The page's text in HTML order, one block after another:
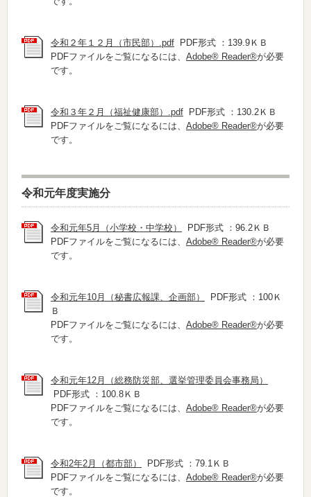
令和２年１２月（市民部）.pdf PDF形式 ：139.9ＫＢ
PDFファイルをご覧になるには、 Adobe® Reader®が必要
です。
令和３年２月（福祉健康部）.pdf PDF形式 ：130.2ＫＢ
PDFファイルをご覧になるには、 Adobe® Reader®が必要
です。
令和元年度実施分
令和元年5月（小学校・中学校）
PDF形式 ：96.2ＫＢ
PDFファイルをご覧になるには、 Adobe® Reader®が必要
です。
令和元年10月（秘書広報課、企画部）
PDF形式 ：100Ｋ
Ｂ
PDFファイルをご覧になるには、 Adobe® Reader®が必要
です。
令和元年12月（総務防災部、選挙管理委員会事務局）
PDF形式 ：100.8ＫＢ
PDFファイルをご覧になるには、 Adobe® Reader®が必要
です。
令和2年2月（都市部）
PDF形式 ：79.1ＫＢ
PDFファイルをご覧になるには、 Adobe® Reader®が必要
です。